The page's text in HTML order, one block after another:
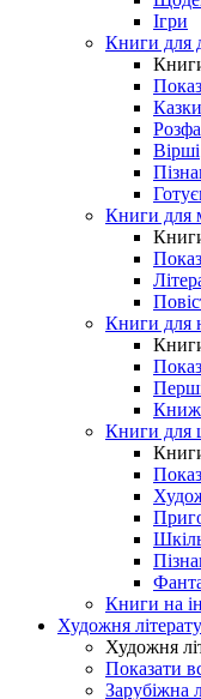
Ігри
Книги для
Казки
Вірші
Книги для
Книги для
Книги для
Книги на
Художня
Художня
Показати
Зарубіжна